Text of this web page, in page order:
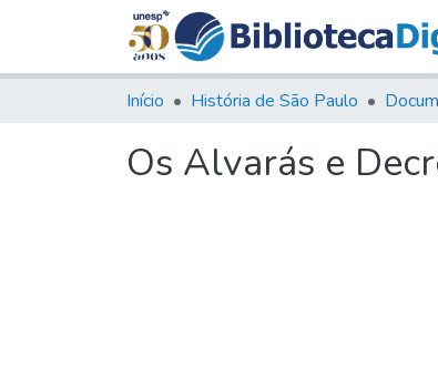
Início História de São Paulo
Os Alvarás e